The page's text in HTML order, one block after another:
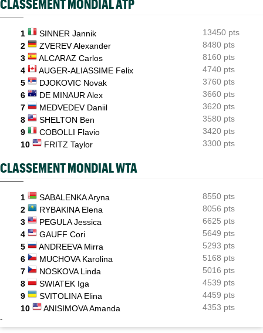
Chal'
Pour son "retour", Arthur Fils est en huitièmes et rassure
09:35
ATP - Montréal
Une semaine après Washington, Rafa Jodar dompte encore
Musetti
09:20
ATP / WTA
Tous les résultats de ce jeudi 6 août 2026 et de la nuit
CLASSEMENT MONDIAL ATP
1 SINNER Jannik
13450 pts
2
ZVEREV Alexander
8480 pts
3
ALCARAZ Carlos
8160 pts
4
AUGER-ALIASSIME Felix
4740 pts
5
DJOKOVIC Novak
3760 pts
6
DE MINAUR Alex
3660 pts
7
MEDVEDEV Daniil
3620 pts
8
SHELTON Ben
3580 pts
9
COBOLLI Flavio
3420 pts
10
FRITZ Taylor 3300 pts
CLASSEMENT MONDIAL WTA
1 SABALENKA Aryna
8550 pts
2
RYBAKINA Elena
8056 pts
3
PEGULA Jessica
6625 pts
4
GAUFF Cori
5649 pts
5
ANDREEVA Mirra
5293 pts
6
MUCHOVA Karolina
5168 pts
7
NOSKOVA Linda
5016 pts
8
SWIATEK Iga
4539 pts
9
SVITOLINA Elina
4459 pts
10
ANISIMOVA Amanda 4353 pts
-